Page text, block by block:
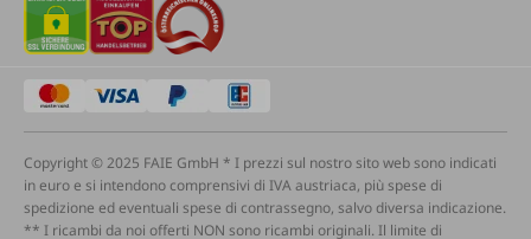
Copyright © 2025 FAIE GmbH * I prezzi sul nostro sito web sono indicati
in euro e si intendono comprensivi di IVA austriaca, più spese di
spedizione ed eventuali spese di contrassegno, salvo diversa indicazione.
** I ricambi da noi offerti NON sono ricambi originali. Il limite di